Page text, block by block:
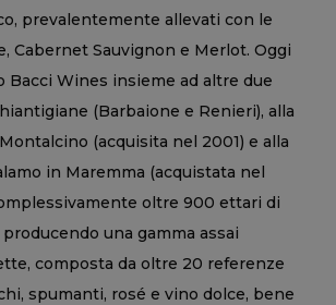
prevalentemente allevati con le
Cabernet Sauvignon e Merlot. Oggi
Bacci Wines insieme ad altre due
(Barbaione e Renieri), alla
(acquisita nel 2001) e alla
in Maremma (acquistata nel
oltre 900 ettari di
una gamma assai
composta da oltre 20 referenze
spumanti, rosé e vino dolce, bene